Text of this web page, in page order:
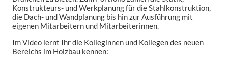
Konstrukteurs- und Werkplanung für die Stahlkonstruktion,
die Dach- und Wandplanung bis hin zur Ausführung mit
eigenen Mitarbeitern und Mitarbeiterinnen.
Im Video lernt Ihr die Kolleginnen und Kollegen des neuen
Bereichs im Holzbau kennen: